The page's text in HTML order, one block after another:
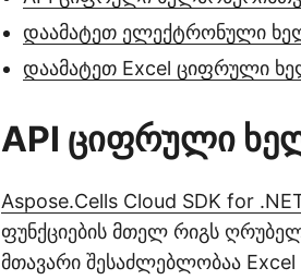
დაამატეთ ელექტრონული
დაამატეთ Excel ციფრული
API ციფრული
Aspose.Cells Cloud SDK for
ფუნქციების მთელ რიგს
მთავარი შესაძლებლობაა